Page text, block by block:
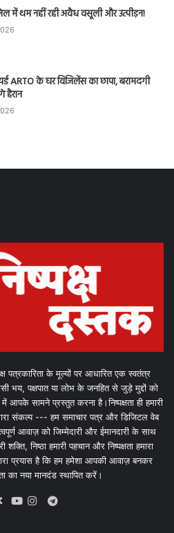
में थम नहीं रही अवैध वसूली और उत्पीड़न!
ARTO के घर विजिलेंस का छापा, बरामदगी
पत्रकारिता के मूल्यों पर आधारित एक स्वतंत्र
भय, पक्षपात या लोभ के जनहित से जुड़े मुद्दों को
सामने प्रस्तुत करना है।निष्पक्षता ही हमारी
संकल्प --- हम समाचार पत्र और डिजिटल वेब
आवाज़ को जिम्मेदारी और ईमानदारी के साथ
निष्ठा हमारी पहचान और निष्पक्षता हमारा
प्रयास है कि हम हमेशा आपकी आवाज़ बनकर
का नया मानदंड स्थापित करें।
X
Telegram